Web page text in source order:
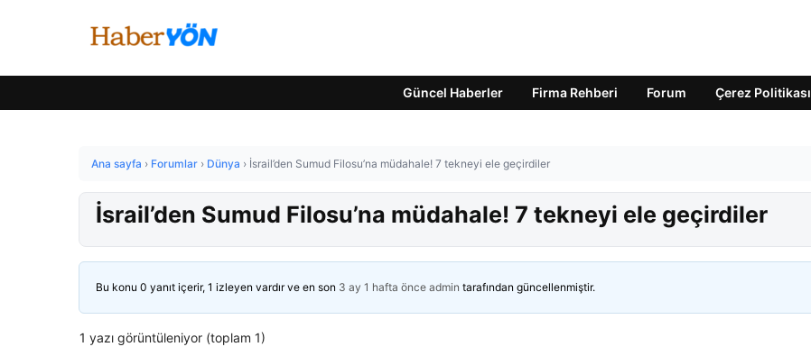
Güncel Haberler Firma Rehberi Forum Çerez Politikası
Ana sayfa › Forumlar › Dünya › İsrail’den Sumud Filosu’na müdahale! 7 tekneyi ele geçirdiler
İsrail’den Sumud Filosu’na müdahale! 7 tekneyi ele geçirdiler
Bu konu 0 yanıt içerir, 1 izleyen vardır ve en son 3 ay 1 hafta önce admin tarafından güncellenmiştir.
1 yazı görüntüleniyor (toplam 1)